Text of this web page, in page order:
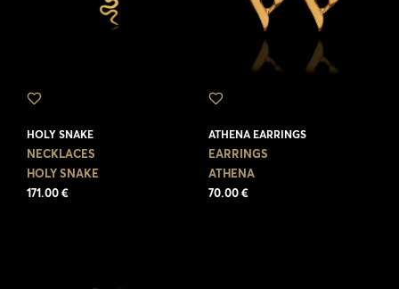
HOLY SNAKE
NECKLACES
HOLY SNAKE
171.00 €
ATHENA EARRINGS
EARRINGS
ATHENA
70.00 €